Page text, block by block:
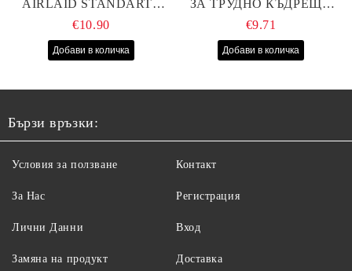
AIRLAID STANDART -
40СМ/70СМ - 100БР
€10.90
ЗА ТРУДНО КЪДРЕЩА
СЕ КОСА 1000МЛ
€9.71
Бързи връзки:
Условия за ползване
За Нас
Лични Данни
Замяна на продукт
Контакт
Регистрация
Вход
Доставка